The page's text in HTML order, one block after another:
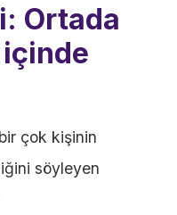
Ortada
çok kişinin
söyleyen